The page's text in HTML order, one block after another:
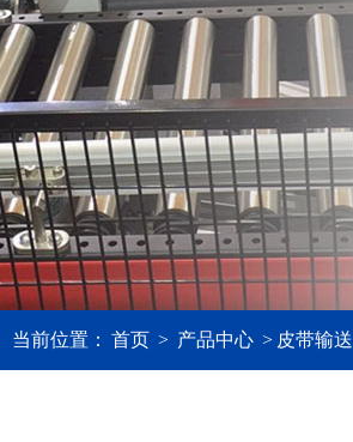
当前位置： 首页 > 产品中心 > 皮带输